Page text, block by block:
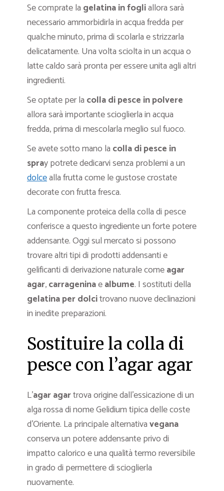
Se comprate la gelatina in fogliallora sarà
necessario ammorbidirla in acqua fredda per
qualche minuto, prima di scolarla e strizzarla
delicatamente. Una volta sciolta in un acqua o
latte caldo sarà pronta per essere unita agli altri
ingredienti.
Se optate per la colla di pesce in polvere
allora sarà importante scioglierla in acqua
fredda, prima di mescolarla meglio sul fuoco.
Se avete sotto mano la colla di pesce in
spray potrete dedicarvi senza problemi a un
dolcealla frutta come le gustose crostate
decorate con frutta fresca.
La componente proteica della colla di pesce
conferisce a questo ingrediente un forte potere
addensante. Oggi sul mercato si possono
trovare altri tipi di prodotti addensanti e
gelificanti di derivazione naturale comeagar
agar,carrageninaealbume. I sostituti della
gelatina per dolcitrovano nuove declinazioni
in inedite preparazioni.
Sostituire la colla di
pesce con l’agar agar
L’agar agartrova origine dall’essicazione di un
alga rossa di nome Gelidium tipica delle coste
d’Oriente. La principale alternativavegana
conserva un potere addensante privo di
impatto calorico e una qualità termo reversibile
in grado di permettere di scioglierla
nuovamente.